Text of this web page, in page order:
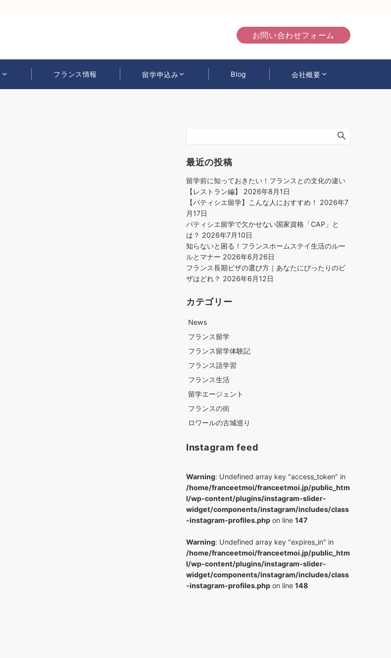
お問い合わせフォーム
フランス情報 留学申込み Blog 会社概要
最近の投稿
留学前に知っておきたい！フランスとの文化の違い
【レストラン編】
2026年8月1日
【パティシエ留学】こんな人におすすめ！
2026年7
月17日
パティシエ留学で欠かせない国家資格「CAP」と
は？ 2026年7月10日
知らないと困る！フランスホームステイ生活のルー
ルとマナー 2026年6月26日
フランス長期ビザの選び方｜あなたにぴったりのビ
ザはどれ？ 2026年6月12日
カテゴリー
News
フランス留学
フランス留学体験記
フランス語学習
フランス生活
留学エージェント
フランスの街
ロワールの古城巡り
Instagram feed
Warning: Undefined array key "access_token" in
/home/franceetmoi/franceetmoi.jp/public_htm
l/wp-content/plugins/instagram-slider-
widget/components/instagram/includes/class
-instagram-profiles.php on line 147
Warning: Undefined array key "expires_in" in
/home/franceetmoi/franceetmoi.jp/public_htm
l/wp-content/plugins/instagram-slider-
widget/components/instagram/includes/class
-instagram-profiles.php on line 148